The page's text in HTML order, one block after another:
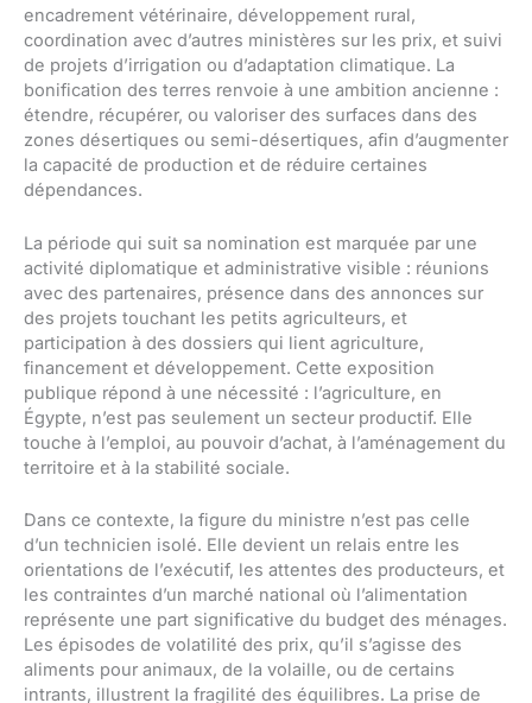
encadrement vétérinaire, développement rural,
coordination avec d’autres ministères sur les prix, et suivi
de projets d’irrigation ou d’adaptation climatique. La
bonification des terres renvoie à une ambition ancienne :
étendre, récupérer, ou valoriser des surfaces dans des
zones désertiques ou semi-désertiques, afin d’augmenter
la capacité de production et de réduire certaines
dépendances.
La période qui suit sa nomination est marquée par une
activité diplomatique et administrative visible : réunions
avec des partenaires, présence dans des annonces sur
des projets touchant les petits agriculteurs, et
participation à des dossiers qui lient agriculture,
financement et développement. Cette exposition
publique répond à une nécessité : l’agriculture, en
Égypte, n’est pas seulement un secteur productif. Elle
touche à l’emploi, au pouvoir d’achat, à l’aménagement du
territoire et à la stabilité sociale.
Dans ce contexte, la figure du ministre n’est pas celle
d’un technicien isolé. Elle devient un relais entre les
orientations de l’exécutif, les attentes des producteurs, et
les contraintes d’un marché national où l’alimentation
représente une part significative du budget des ménages.
Les épisodes de volatilité des prix, qu’il s’agisse des
aliments pour animaux, de la volaille, ou de certains
intrants, illustrent la fragilité des équilibres. La prise de